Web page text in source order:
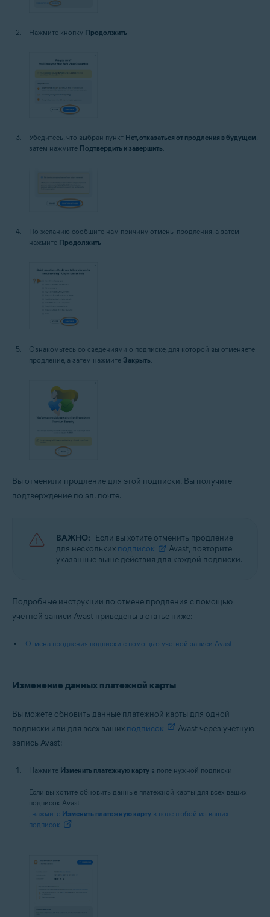
Нажмите кнопку Продолжить.
Убедитесь, что выбран пункт Нет, отказаться от продления в будущем,
затем нажмите Подтвердить и завершить.
По желанию сообщите нам причину отмены продления, а затем
нажмите Продолжить.
Ознакомьтесь со сведениями о подписке, для которой вы отменяете
продление, а затем нажмите Закрыть.
Вы отменили продление для этой подписки. Вы получите
подтверждение по эл. почте.
ВАЖНО: Если вы хотите отменить продление
для нескольких подписок
Avast, повторите
указанные выше действия для каждой подписки.
Подробные инструкции по отмене продления с помощью
учетной записи Avast приведены в статье ниже:
Отмена продления подписки с помощью учетной записи Avast
Изменение данных платежной карты
Вы можете обновить данные платежной карты для одной
подписки или для всех ваших подписок
Avast через учетную
запись Avast:
Нажмите Изменить платежную карту в поле нужной подписки.
Если вы хотите обновить данные платежной карты для всех ваших
подписок Avast
, нажмите Изменить платежную карту в поле любой из ваших
подписок